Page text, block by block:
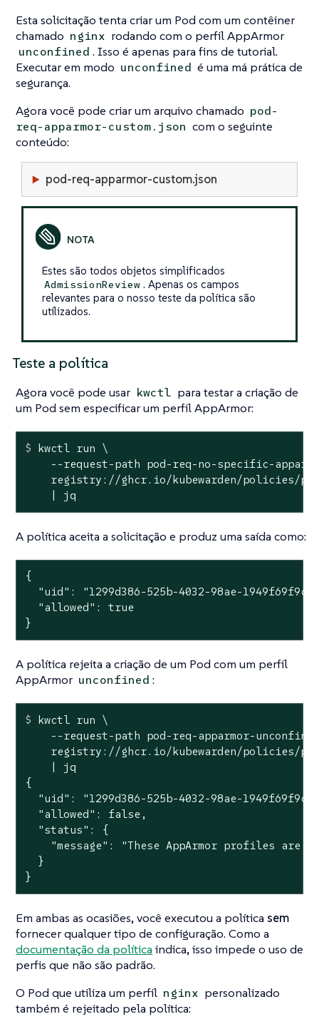
Esta solicitação tenta criar um Pod com um contêiner
chamado nginx rodando com o perfil AppArmor
unconfined . Isso é apenas para fins de tutorial.
Executar em modo unconfined é uma má prática de
segurança.
Agora você pode criar um arquivo chamado pod-
req-apparmor-custom.json com o seguinte
conteúdo:
pod-req-apparmor-custom.json
Estes são todos objetos simplificados
AdmissionReview . Apenas os campos
relevantes para o nosso teste da política são
utilizados.
Teste a política
Agora você pode usar kwctl para testar a criação de
um Pod sem especificar um perfil AppArmor:
$ kwctl run \
--request-path pod-req-no-specific-
registry://ghcr.io/kubewarden/policies/
    | jq
A política aceita a solicitação e produz uma saída como:
{
"uid": "1299d386-525b-4032-98ae-
  "allowed": true
}
A política rejeita a criação de um Pod com um perfil
AppArmor unconfined :
$ kwctl run \
--request-path pod-req-apparmor-
registry://ghcr.io/kubewarden/policies/
    | jq
{
"uid": "1299d386-525b-4032-98ae-
  "allowed": false,
  "status": {
"message": "These AppArmor profiles are
  }
}
Em ambas as ocasiões, você executou a política sem
fornecer qualquer tipo de configuração. Como a
documentação da política indica, isso impede o uso de
perfis que não são padrão.
O Pod que utiliza um perfil nginx personalizado
também é rejeitado pela política: